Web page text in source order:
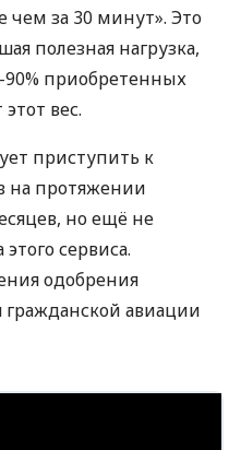
чем за 30 минут». Это
полезная нагрузка,
90% приобретенных
вес.
приступить к
на протяжении
но ещё не
сервиса.
одобрения
авиации